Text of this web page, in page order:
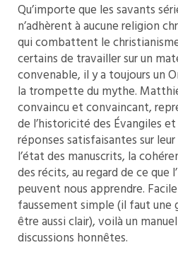
Qu’importe que les savants
n’adhèrent à aucune religion
qui combattent le
certains de travailler sur un
convenable, il y a toujours un
la trompette du mythe.
convaincu et convaincant,
de l’historicité des Évangiles
réponses satisfaisantes sur
l’état des manuscrits, la
des récits, au regard de ce que
peuvent nous apprendre.
faussement simple (il faut une
être aussi clair), voilà un
discussions honnêtes.